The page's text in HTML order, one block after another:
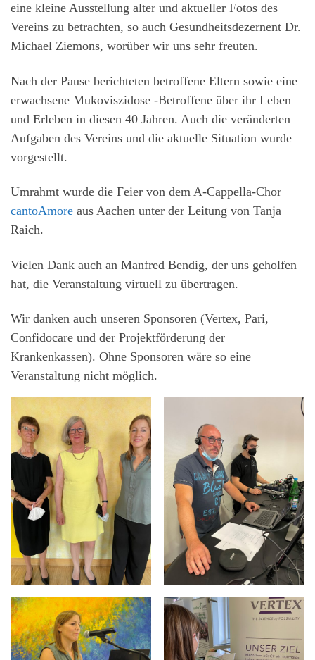
eine kleine Ausstellung alter und aktueller Fotos des
Vereins zu betrachten, so auch Gesundheitsdezernent Dr.
Michael Ziemons, worüber wir uns sehr freuten.
Nach der Pause berichteten betroffene Eltern sowie eine
erwachsene Mukoviszidose -Betroffene über ihr Leben
und Erleben in diesen 40 Jahren. Auch die veränderten
Aufgaben des Vereins und die aktuelle Situation wurde
vorgestellt.
Umrahmt wurde die Feier von dem A-Cappella-Chor
cantoAmore aus Aachen unter der Leitung von Tanja
Raich.
Vielen Dank auch an Manfred Bendig, der uns geholfen
hat, die Veranstaltung virtuell zu übertragen.
Wir danken auch unseren Sponsoren (Vertex, Pari,
Confidocare und der Projektförderung der
Krankenkassen). Ohne Sponsoren wäre so eine
Veranstaltung nicht möglich.